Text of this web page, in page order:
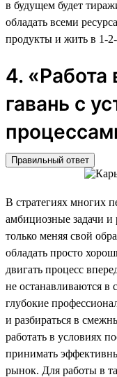
в будущем будет
обладать всеми
продукты и жить в 1-
4. «Работа
гавань с
Правильный ответ
В стратегиях многих
амбициозные задачи и
только меняя свой
обладать просто
двигать процесс
не останавливаются в
глубокие
и разбираться в
работать в условиях
принимать
рынок. Для работы в